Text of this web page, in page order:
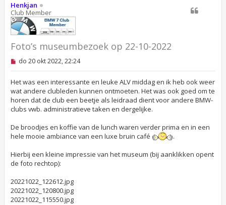
Henkjan
Club Member
Foto’s museumbezoek op 22-10-2022
O
e
l
e
z
e
e
r
c
h
t
do 20 okt 2022, 22:24
Het was een interessante en leuke ALV middag en ik heb ook weer
wat andere clubleden kunnen ontmoeten. Het was ook goed om te
horen dat de club een beetje als leidraad dient voor andere BMW-
clubs vwb. administratieve taken en dergelijke.
De broodjes en koffie van de lunch waren verder prima en in een
hele mooie ambiance van een luxe bruin café
.
Hierbij een kleine impressie van het museum (bij aanklikken opent
de foto rechtop):
20221022_122612.jpg
20221022_120800.jpg
20221022_115550.jpg